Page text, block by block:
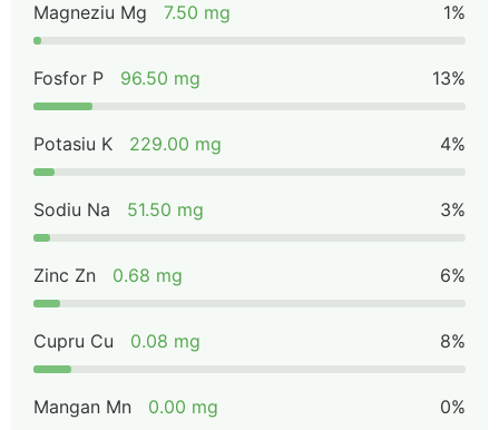
Magneziu Mg 7.50 mg 1%
Fosfor P 96.50 mg 13%
Potasiu K 229.00 mg 4%
Sodiu Na 51.50 mg 3%
Zinc Zn 0.68 mg 6%
Cupru Cu 0.08 mg 8%
Mangan Mn 0.00 mg 0%